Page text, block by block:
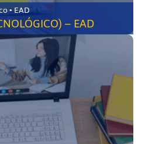
Divinópolis-MG • Tecnológico • EAD
– EAD